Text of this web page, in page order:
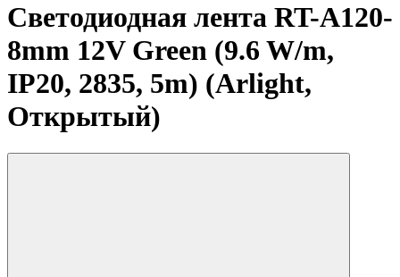
Светодиодная лента RT-A120-
8mm 12V Green (9.6 W/m,
IP20, 2835, 5m) (Arlight,
Открытый)